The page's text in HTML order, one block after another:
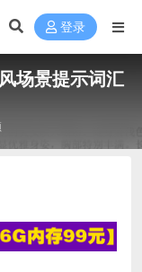
登录
场景提示词汇